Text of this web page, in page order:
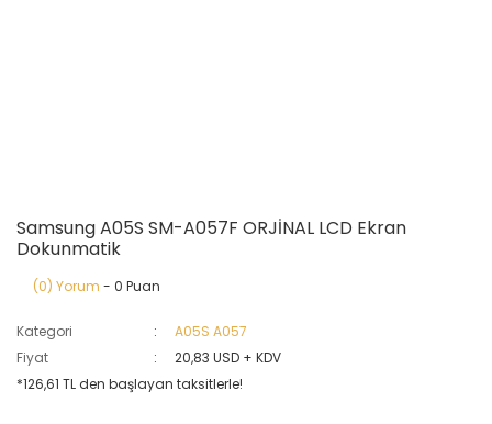
Samsung A05S SM-A057F ORJİNAL LCD Ekran
Dokunmatik
(0) Yorum - 0 Puan
Kategori
A05S A057
Fiyat
20,83 USD + KDV
*126,61 TL den başlayan taksitlerle!